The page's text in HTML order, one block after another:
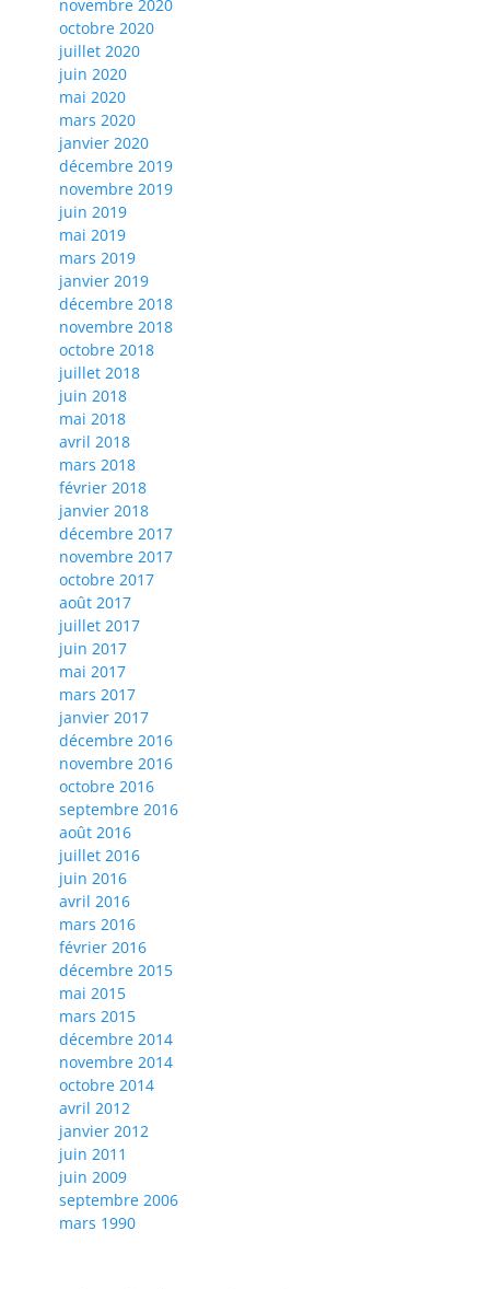
novembre 2020
octobre 2020
juillet 2020
juin 2020
mai 2020
mars 2020
janvier 2020
décembre 2019
novembre 2019
juin 2019
mai 2019
mars 2019
janvier 2019
décembre 2018
novembre 2018
octobre 2018
juillet 2018
juin 2018
mai 2018
avril 2018
mars 2018
février 2018
janvier 2018
décembre 2017
novembre 2017
octobre 2017
août 2017
juillet 2017
juin 2017
mai 2017
mars 2017
janvier 2017
décembre 2016
novembre 2016
octobre 2016
septembre 2016
août 2016
juillet 2016
juin 2016
avril 2016
mars 2016
février 2016
décembre 2015
mai 2015
mars 2015
décembre 2014
novembre 2014
octobre 2014
avril 2012
janvier 2012
juin 2011
juin 2009
septembre 2006
mars 1990